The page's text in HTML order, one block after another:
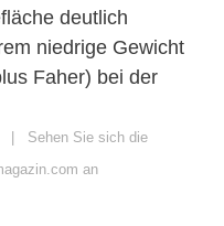
deutlich
niedrige Gewicht
Faher) bei der
| Sehen Sie sich die
an